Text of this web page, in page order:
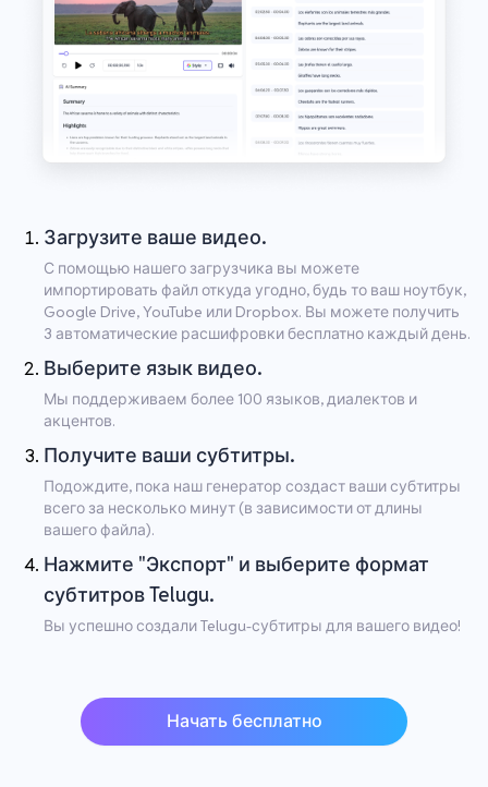
Загрузите ваше видео.
С помощью нашего загрузчика вы можете
импортировать файл откуда угодно, будь то ваш ноутбук,
Google Drive, YouTube или Dropbox. Вы можете получить
3 автоматические расшифровки бесплатно каждый день.
Выберите язык видео.
Мы поддерживаем более 100 языков, диалектов и
акцентов.
Получите ваши субтитры.
Подождите, пока наш генератор создаст ваши субтитры
всего за несколько минут (в зависимости от длины
вашего файла).
Нажмите "Экспорт" и выберите формат
субтитров Telugu.
Вы успешно создали Telugu-субтитры для вашего видео!
Начать бесплатно